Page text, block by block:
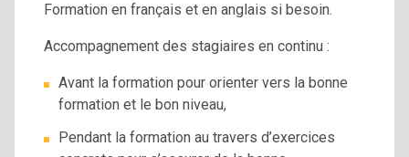
Formation en français et en anglais si besoin.
Accompagnement des stagiaires en continu :
Avant la formation pour orienter vers la bonne
formation et le bon niveau,
Pendant la formation au travers d’exercices